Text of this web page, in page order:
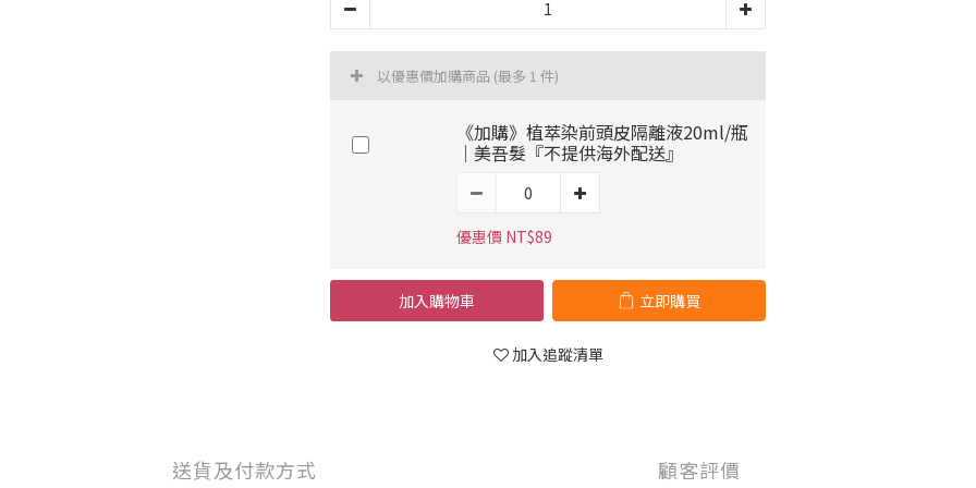
以優惠價加購商品 (最多 1 件)
《加購》植萃染前頭皮隔離液20ml/瓶
｜美吾髮『不提供海外配送』
優惠價 NT$89
加入購物車 立即購買
加入追蹤清單
送貨及付款方式 顧客評價